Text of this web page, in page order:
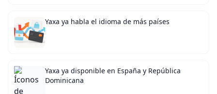
Yaxa ya habla el idioma de más países
Yaxa ya disponible en España y República
Dominicana